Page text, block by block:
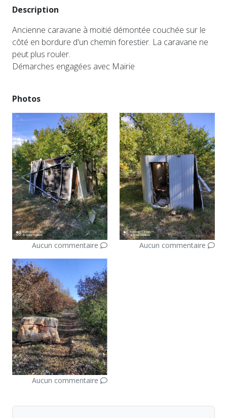
Description
Ancienne caravane à moitié démontée couchée sur le
côté en bordure d'un chemin forestier. La caravane ne
peut plus rouler.
Démarches engagées avec Mairie
Photos
Aucun commentaire Aucun commentaire
Aucun commentaire